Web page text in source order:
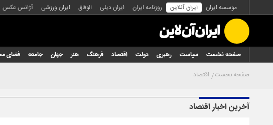
موسسه ایران ایران آنلاین روزنامه ایران ایران دیلی الوفاق ایران ورزشی آژانس عکس
صفحه نخست سیاست رهبری دولت اقتصاد فرهنگ هنر جهان جامعه فضای
صفحه نخست اقتصاد
آخرین اخبار اقتصاد